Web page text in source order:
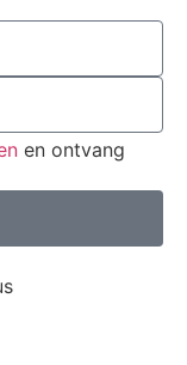
en ontvang